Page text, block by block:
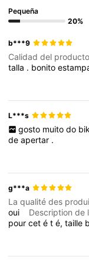
Pequeña
20%
b***9
Calidad del
talla . bonito
L***s
gosto muito do
deapertar .
g***a
La qualité des
oui
Description de
pourcetété,taille